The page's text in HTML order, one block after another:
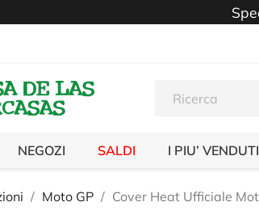
NEGOZI SALDI I PIU’ VENDUTI
Moto GP Cover Heat Ufficiale